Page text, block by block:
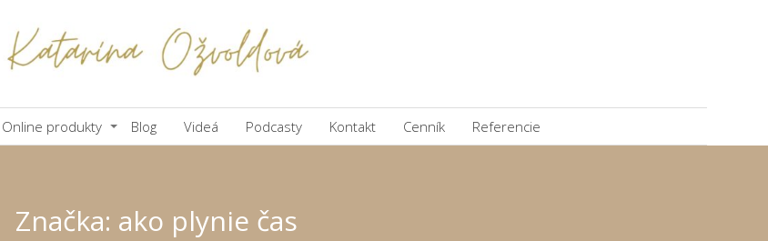
Online produkty Blog Videá Podcasty Kontakt Cenník Referencie
Značka: ako plynie čas